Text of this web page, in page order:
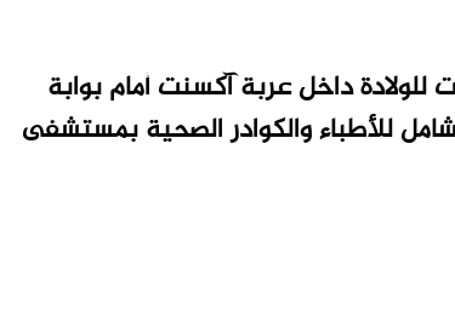
داخل عربة آكسنت أمام بوابة
للأطباء والكوادر الصحية بمستشفى